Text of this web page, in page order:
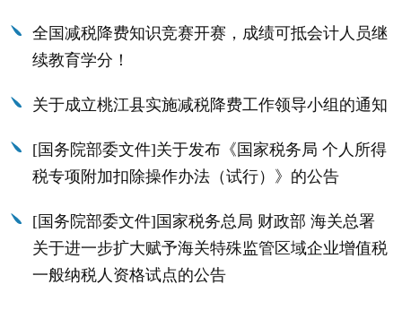
全国减税降费知识竞赛开赛，成绩可抵会计人员继
续教育学分！
关于成立桃江县实施减税降费工作领导小组的通知
[国务院部委文件]关于发布《国家税务局 个人所得
税专项附加扣除操作办法（试行）》的公告
[国务院部委文件]国家税务总局 财政部 海关总署
关于进一步扩大赋予海关特殊监管区域企业增值税
一般纳税人资格试点的公告